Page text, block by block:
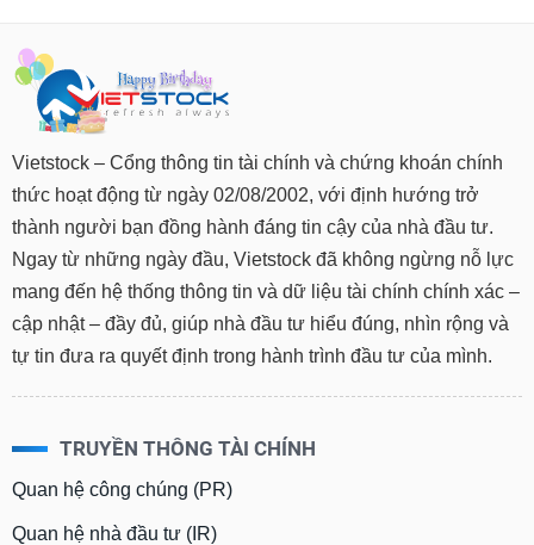
Vietstock – Cổng thông tin tài chính và chứng khoán chính
thức hoạt động từ ngày 02/08/2002, với định hướng trở
thành người bạn đồng hành đáng tin cậy của nhà đầu tư.
Ngay từ những ngày đầu, Vietstock đã không ngừng nỗ lực
mang đến hệ thống thông tin và dữ liệu tài chính chính xác –
cập nhật – đầy đủ, giúp nhà đầu tư hiểu đúng, nhìn rộng và
tự tin đưa ra quyết định trong hành trình đầu tư của mình.
TRUYỀN THÔNG TÀI CHÍNH
Quan hệ công chúng (PR)
Quan hệ nhà đầu tư (IR)